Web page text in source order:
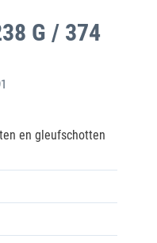
G / 374
en gleufschotten